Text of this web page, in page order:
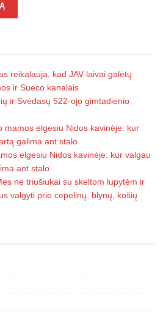
reikalauja, kad JAV laivai galėtų
ir Sueco kanalais
ir Svėdasų 522-ojo gimtadienio
mamos elgesiu Nidos kavinėje: kur
galima ant stalo
elgesiu Nidos kavinėje: kur valgau
ant stalo
ne triušiukai su skeltom lupytėm ir
valgyti prie cepelinų, blynų, košių